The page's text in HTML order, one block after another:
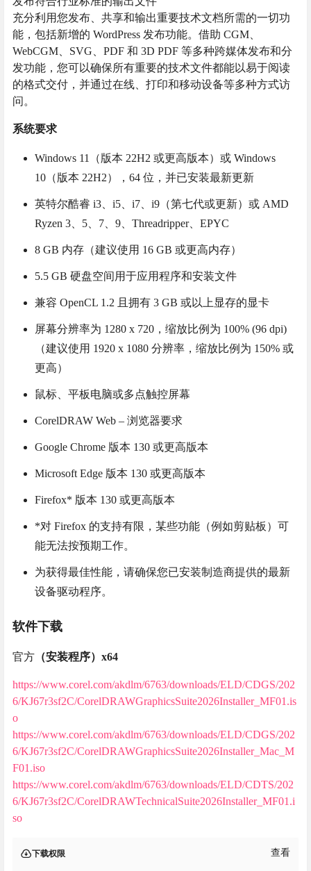
充分利用您发布、共享和输出重要技术文档所需的一切功
能，包括新增的 WordPress 发布功能。借助 CGM、
WebCGM、SVG、PDF 和 3D PDF 等多种跨媒体发布和分
发功能，您可以确保所有重要的技术文件都能以易于阅读
的格式交付，并通过在线、打印和移动设备等多种方式访
问​​。
系统要求
Windows 11（版本 22H2 或更高版本）或 Windows
10（版本 22H2），64 位，并已安装最新更新
英特尔酷睿 i3、i5、i7、i9（第七代或更新）或 AMD
Ryzen 3、5、7、9、Threadripper、EPYC
8 GB 内存（建议使用 16 GB 或更高内存）
5.5 GB 硬盘空间用于应用程序和安装文件
兼容 OpenCL 1.2 且拥有 3 GB 或以上显存的显卡
屏幕分辨率为 1280 x 720，缩放比例为 100% (96 dpi)
（建议使用 1920 x 1080 分辨率，缩放比例为 150% 或
更高）
鼠标、平板电脑或多点触控屏幕
CorelDRAW Web – 浏览器要求
Google Chrome 版本 130 或更高版本
Microsoft Edge 版本 130 或更高版本
Firefox* 版本 130 或更高版本
*对 Firefox 的支持有限，某些功能（例如剪贴板）可
能无法按预期工作。
为获得最佳性能，请确保您已安装制造商提供的最新
设备驱动程序。
软件下载
官方 （安装程序）x64
https://www.corel.com/akdlm/6763/downloads/ELD/CDGS/202
6/KJ67r3sf2C/CorelDRAWGraphicsSuite2026Installer_MF01.is
o
https://www.corel.com/akdlm/6763/downloads/ELD/CDGS/202
6/KJ67r3sf2C/CorelDRAWGraphicsSuite2026Installer_Mac_M
F01.iso
https://www.corel.com/akdlm/6763/downloads/ELD/CDTS/202
6/KJ67r3sf2C/CorelDRAWTechnicalSuite2026Installer_MF01.i
so
下载权限 查看